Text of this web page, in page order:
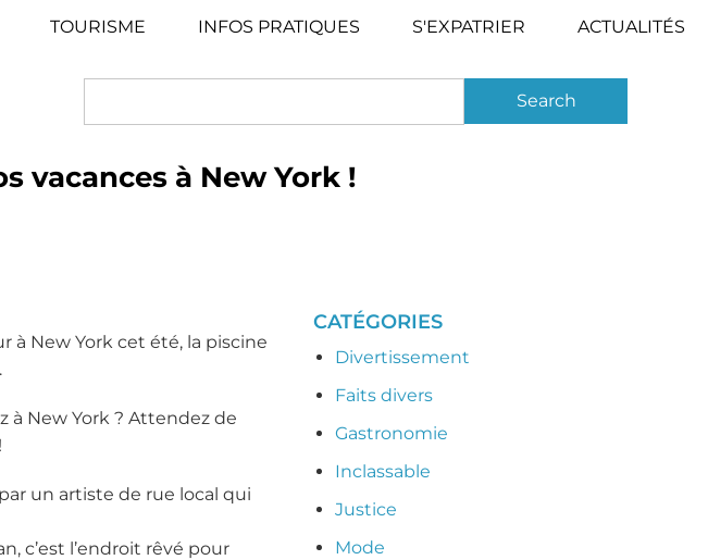
TOURISME INFOS PRATIQUES S'EXPATRIER ACTUALITÉS
vacances à New York !
à New York cet été, la piscine
à New York ? Attendez de
un artiste de rue local qui
c’est l’endroit rêvé pour
CATÉGORIES
Divertissement
Faits divers
Gastronomie
Inclassable
Justice
Mode